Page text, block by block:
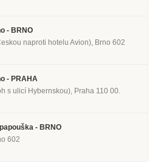
- BRNO
naproti hotelu Avion), Brno 602
- PRAHA
s ulicí Hybernskou), Praha 110 00.
- BRNO
602